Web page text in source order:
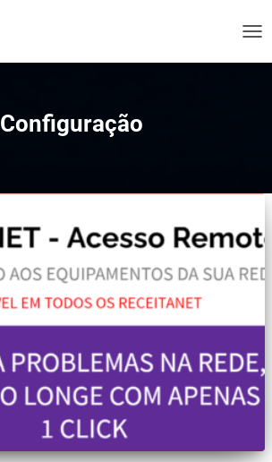
Configuração